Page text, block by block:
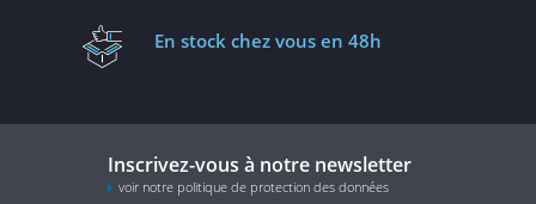
En stock chez vous en 48h
Inscrivez-vous à notre newsletter
voir notre politique de protection des données